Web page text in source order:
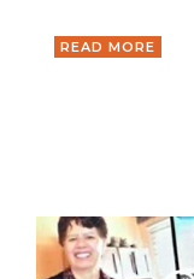
READ MORE